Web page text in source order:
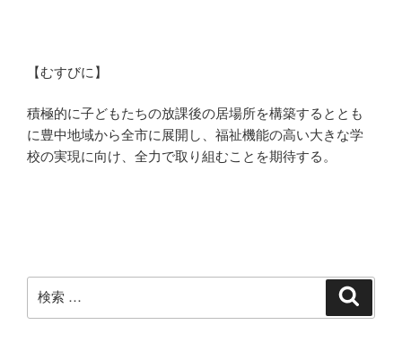
【むすびに】
積極的に子どもたちの放課後の居場所を構築するととも
に豊中地域から全市に展開し、福祉機能の高い大きな学
校の実現に向け、全力で取り組むことを期待する。
検
索: